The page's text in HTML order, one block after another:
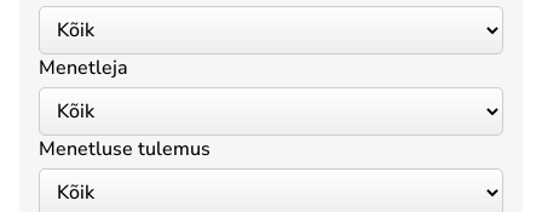
Menetleja
Menetluse tulemus